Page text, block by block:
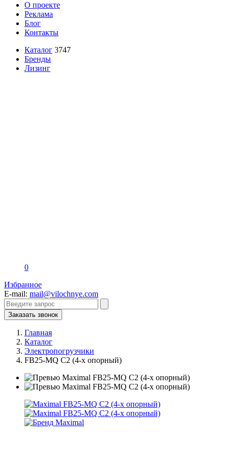
О проекте
Реклама
Блог
Контакты
Каталог 3747
Бренды
Лизинг
0
Избранное
E-mail: mail@vilochnye.com
Заказать звонок
Главная
Каталог
Электропогрузчики
FB25-MQ C2 (4-х опорный)